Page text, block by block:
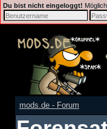
Du bist nicht eingeloggt!
mods.de - Forum